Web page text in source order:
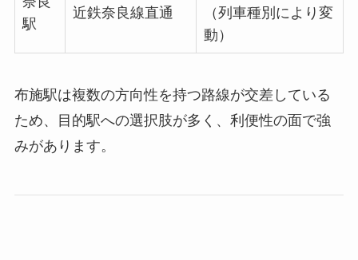
駅
近鉄奈良線直通
（列車種別により変
動）
布施駅は複数の方向性を持つ路線が交差している
ため、目的駅への選択肢が多く、利便性の面で強
みがあります。